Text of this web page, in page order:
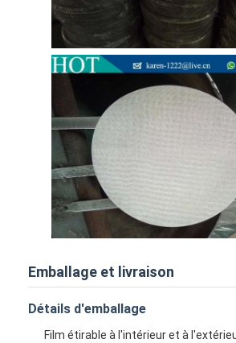
Emballage et livraison
Détails d'emballage
Film étirable à l'intérieur et à